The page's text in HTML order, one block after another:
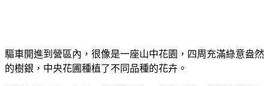
驅車開進到營區內，很像是一座山中花園，四周充滿綠意盎然
的樹銀，中央花圃種植了不同品種的花卉。